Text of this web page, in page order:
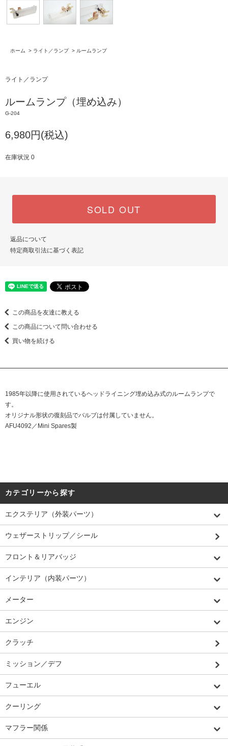
ホーム > ライト／ランプ > ルームランプ
ライト／ランプ
ルームランプ（埋め込み）
G-204
6,980円(税込)
在庫状況 0
SOLD OUT
返品について
特定商取引法に基づく表記
この商品を友達に教える
この商品について問い合わせる
買い物を続ける
1985年以降に使用されているヘッドライニング埋め込み式のルームランプで
す。
オリジナル形状の復刻品でバルブは付属していません。
AFU4092／Mini Spares製
カテゴリーから探す
エクステリア（外装パーツ）
ウェザーストリップ／シール
フロント＆リアバッジ
インテリア（内装パーツ）
メーター
エンジン
クラッチ
ミッション／デフ
フューエル
クーリング
マフラー関係